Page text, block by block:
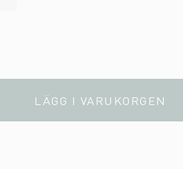
LÄGG I VARUKORGEN